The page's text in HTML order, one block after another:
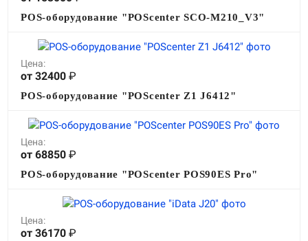
POS-оборудование "POScenter SCO-M210_V3"
Цена:
от 32400 ₽
POS-оборудование "POScenter Z1 J6412"
Цена:
от 68850 ₽
POS-оборудование "POScenter POS90ES Pro"
Цена:
от 36170 ₽